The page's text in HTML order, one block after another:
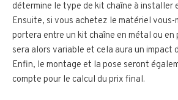
détermine le type de kit chaîne à installer
Ensuite, si vous achetez le matériel vous-
portera entre un kit chaîne en métal ou
sera alors variable et cela aura un impact
Enfin, le montage et la pose seront
compte pour le calcul du prix final.